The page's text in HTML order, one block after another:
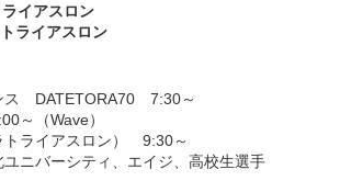
イアスロン
ライアスロン
ス DATETORA70 7:30～
～（Wave）
トライアスロン） 9:30～
ユニバーシティ、エイジ、高校生選手